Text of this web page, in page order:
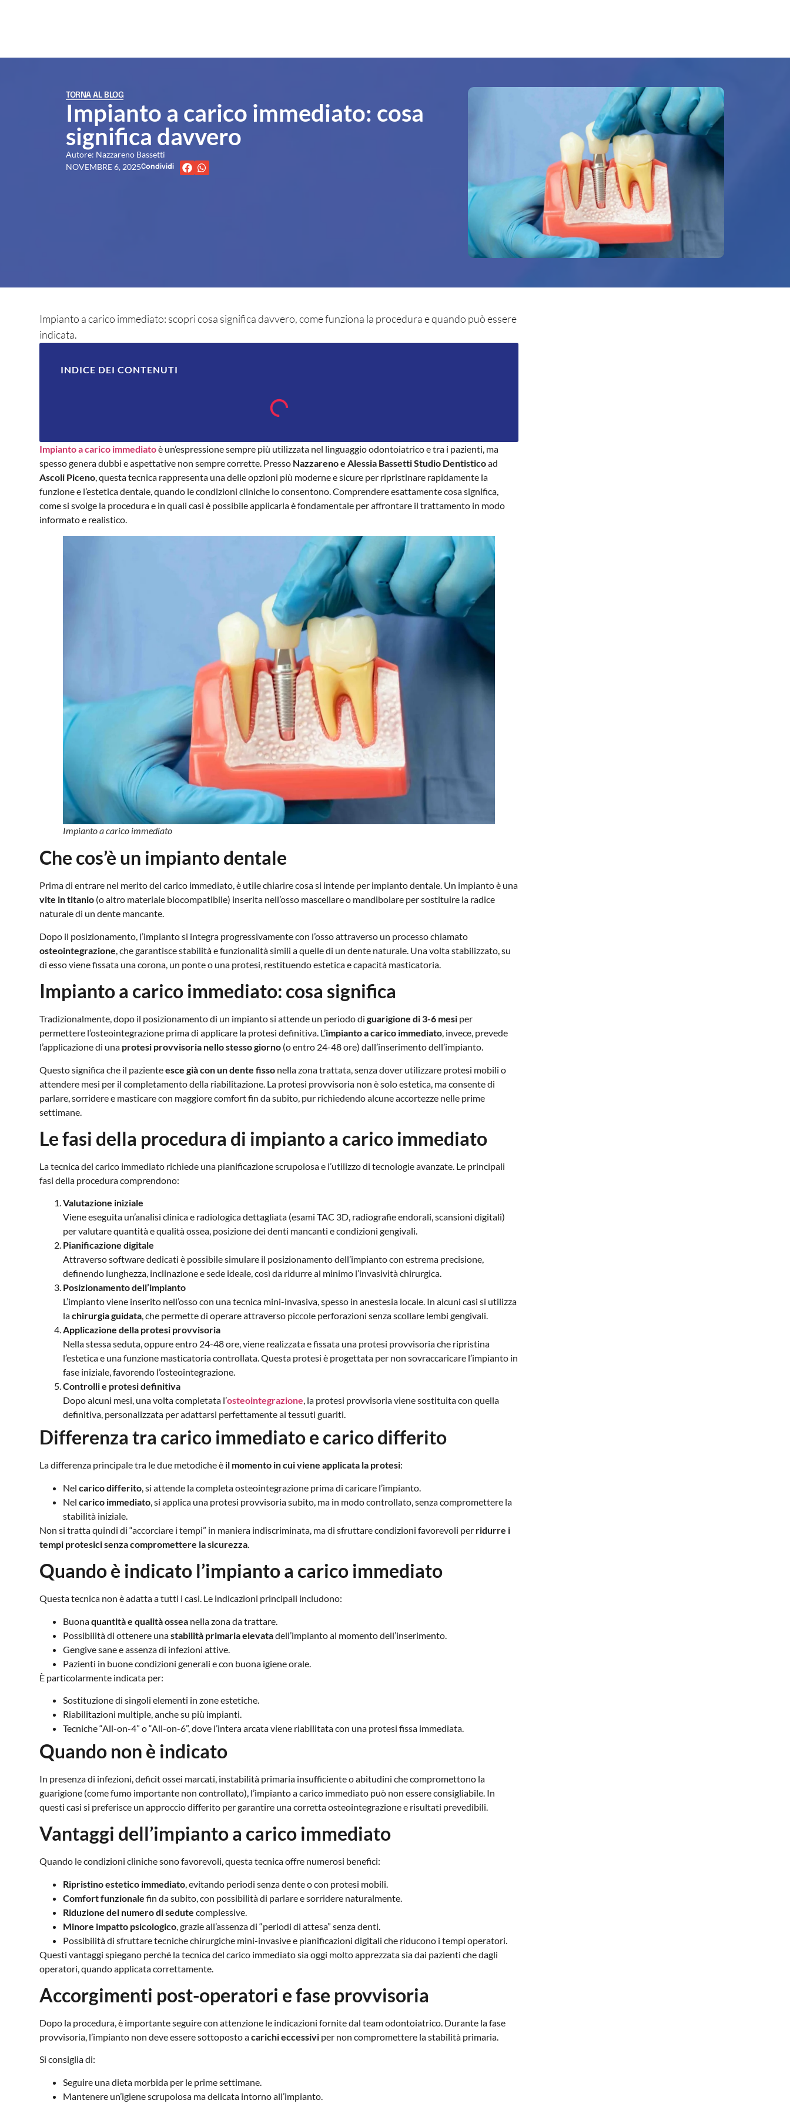
TORNA AL BLOG
Impianto a carico immediato: cosa
significa davvero
Autore: Nazzareno Bassetti
NOVEMBRE 6, 2025Condividi
Impianto a carico immediato: scopri cosa significa davvero, come funziona la procedura e quando può essere
indicata.
INDICE DEI CONTENUTI
Impianto a carico immediatoè un’espressione sempre più utilizzata nel linguaggio odontoiatrico e tra i pazienti, ma
spesso genera dubbi e aspettative non sempre corrette. Presso Nazzareno e Alessia Bassetti Studio Dentisticoad
Ascoli Piceno, questa tecnica rappresenta una delle opzioni più moderne e sicure per ripristinare rapidamente la
funzione e l’estetica dentale, quando le condizioni cliniche lo consentono. Comprendere esattamente cosa significa,
come si svolge la procedura e in quali casi è possibile applicarla è fondamentale per affrontare il trattamento in modo
informato e realistico.
Impianto a carico immediato
Che cos’è un impianto dentale
Prima di entrare nel merito del carico immediato, è utile chiarire cosa si intende per impianto dentale. Un impianto è una
vite in titanio (o altro materiale biocompatibile) inserita nell’osso mascellare o mandibolare per sostituire la radice
naturale di un dente mancante.
Dopo il posizionamento, l’impianto si integra progressivamente con l’osso attraverso un processo chiamato
osteointegrazione , che garantisce stabilità e funzionalità simili a quelle di un dente naturale. Una volta stabilizzato, su
di esso viene fissata una corona, un ponte o una protesi, restituendo estetica e capacità masticatoria.
Impianto a carico immediato: cosa significa
Tradizionalmente, dopo il posizionamento di un impianto si attende un periodo diguarigione di 3-6 mesi per
permettere l’osteointegrazione prima di applicare la protesi definitiva. L’impianto a carico immediato, invece, prevede
l’applicazione di una protesi provvisoria nello stesso giorno (o entro 24-48 ore) dall’inserimento dell’impianto.
Questo significa che il pazienteesce già con un dente fisso nella zona trattata, senza dover utilizzare protesi mobili o
attendere mesi per il completamento della riabilitazione. La protesi provvisoria non è solo estetica, ma consente di
parlare, sorridere e masticare con maggiore comfort fin da subito, pur richiedendo alcune accortezze nelle prime
settimane.
Le fasi della procedura di impianto a carico immediato
La tecnica del carico immediato richiede una pianificazione scrupolosa e l’utilizzo di tecnologie avanzate. Le principali
fasi della procedura comprendono:
Valutazione iniziale
Viene eseguita un’analisi clinica e radiologica dettagliata (esami TAC 3D, radiografie endorali, scansioni digitali)
per valutare quantità e qualità ossea, posizione dei denti mancanti e condizioni gengivali.
Pianificazione digitale
Attraverso software dedicati è possibile simulare il posizionamento dell’impianto con estrema precisione,
definendo lunghezza, inclinazione e sede ideale, così da ridurre al minimo l’invasività chirurgica.
Posizionamento dell’impianto
L’impianto viene inserito nell’osso con una tecnica mini-invasiva, spesso in anestesia locale. In alcuni casi si utilizza
lachirurgia guidata, che permette di operare attraverso piccole perforazioni senza scollare lembi gengivali.
Applicazione della protesi provvisoria
Nella stessa seduta, oppure entro 24-48 ore, viene realizzata e fissata una protesi provvisoria che ripristina
l’estetica e una funzione masticatoria controllata. Questa protesi è progettata per non sovraccaricare l’impianto in
fase iniziale, favorendo l’osteointegrazione.
Controlli e protesi definitiva
Dopo alcuni mesi, una volta completata l’osteointegrazione, la protesi provvisoria viene sostituita con quella
definitiva, personalizzata per adattarsi perfettamente ai tessuti guariti.
Differenza tra carico immediato e carico differito
La differenza principale tra le due metodiche è il momento in cui viene applicata la protesi:
Nelcarico differito , si attende la completa osteointegrazione prima di caricare l’impianto.
Nelcarico immediato , si applica una protesi provvisoria subito, ma in modo controllato, senza compromettere la
stabilità iniziale.
Non si tratta quindi di “accorciare i tempi” in maniera indiscriminata, ma di sfruttare condizioni favorevoli per ridurre i
tempi protesici senza compromettere la sicurezza
Quando è indicato l’impianto a carico immediato
Questa tecnica non è adatta a tutti i casi. Le indicazioni principali includono:
Buonaquantità e qualità ossea nella zona da trattare.
Possibilità di ottenere unastabilità primaria elevatadell’impianto al momento dell’inserimento.
Gengive sane e assenza di infezioni attive.
Pazienti in buone condizioni generali e con buona igiene orale.
È particolarmente indicata per:
Sostituzione di singoli elementi in zone estetiche.
Riabilitazioni multiple, anche su più impianti.
Tecniche “All-on-4” o “All-on-6”, dove l’intera arcata viene riabilitata con una protesi fissa immediata.
Quando non è indicato
In presenza di infezioni, deficit ossei marcati, instabilità primaria insufficiente o abitudini che compromettono la
guarigione (come fumo importante non controllato), l’impianto a carico immediato può non essere consigliabile. In
questi casi si preferisce un approccio differito per garantire una corretta osteointegrazione e risultati prevedibili.
Vantaggi dell’impianto a carico immediato
Quando le condizioni cliniche sono favorevoli, questa tecnica offre numerosi benefici:
Ripristino estetico immediato , evitando periodi senza dente o con protesi mobili.
Comfort funzionale fin da subito, con possibilità di parlare e sorridere naturalmente.
Riduzione del numero di sedute complessive.
Minore impatto psicologico , grazie all’assenza di “periodi di attesa” senza denti.
Possibilità di sfruttare tecniche chirurgiche mini-invasive e pianificazioni digitali che riducono i tempi operatori.
Questi vantaggi spiegano perché la tecnica del carico immediato sia oggi molto apprezzata sia dai pazienti che dagli
operatori, quando applicata correttamente.
Accorgimenti post-operatori e fase provvisoria
Dopo la procedura, è importante seguire con attenzione le indicazioni fornite dal team odontoiatrico. Durante la fase
provvisoria, l’impianto non deve essere sottoposto acarichi eccessivi per non compromettere la stabilità primaria.
Si consiglia di:
Seguire una dieta morbida per le prime settimane.
Mantenere un’igiene scrupolosa ma delicata intorno all’impianto.